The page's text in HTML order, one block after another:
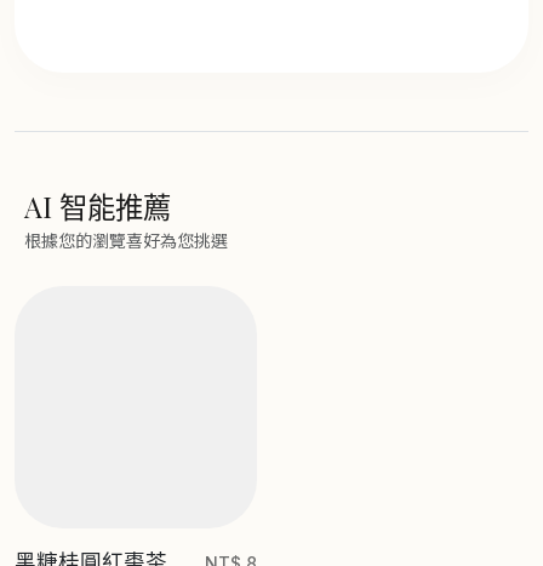
AI 智能推薦
根據您的瀏覽喜好為您挑選
黑糖桂圓紅棗茶